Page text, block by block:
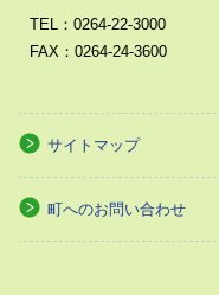
TEL：0264-22-3000
FAX：0264-24-3600
サイトマップ
町へのお問い合わせ